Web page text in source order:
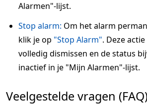
Alarmen"-lijst.
Stop alarm: Om het alarm
klik je op "Stop Alarm". Deze
volledig dismissen en de status
inactief in je "Mijn Alarmen"-lijst.
Veelgestelde vragen (FAQ)